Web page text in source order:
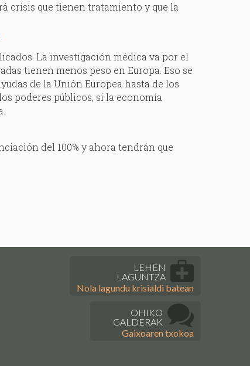
crisis que tienen tratamiento y que la
La investigación médica va por el
tienen menos peso en Europa. Eso se
de la Unión Europea hasta de los
poderes públicos, si la economía
del 100% y ahora tendrán que
LEHEN
LAGUNTZA
Nola lagundu krisialdi batean
OHIKO
GALDERAK
Gaixoaren txokoa